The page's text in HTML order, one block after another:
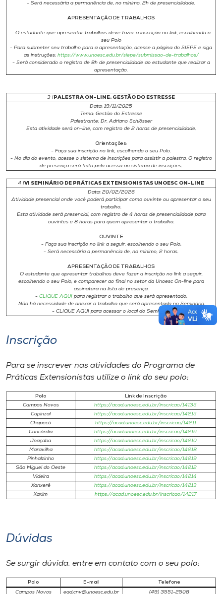
- Será necessária a permanência de, no mínimo, 2h de presencialidade.
APRESENTAÇÃO DE TRABALHOS
- O estudante que apresentar trabalhos deve fazer a inscrição no link, escolhendo o
seu Polo
- Para submeter seu trabalho para a apresentação, acesse a página do SIEPE e siga
as instruções: https://www.unoesc.edu.br/siepe/submissao-de-trabalhos/
- Será considerado o registro de 8h de presencialidade ao estudante que realizar a
apresentação.
3 |PALESTRA ON-LINE: GESTÃO DO ESTRESSE
Data: 19/11/2025
Tema: Gestão do Estresse
Palestrante: Dr. Adriano Schlösser
Esta atividade será on-line, com registro de 2 horas de presencialidade.
Orientações:
- Faça sua inscrição no link, escolhendo o seu Polo.
- No dia do evento, acesse o sistema de inscrições para assistir a palestra. O registro
de presença será feito pelo acesso ao sistema de inscrições.
4 |VI SEMINÁRIO DE PRÁTICAS EXTENSIONISTAS UNOESC ON-LINE
Data: 20/02/2026
Atividade presencial onde você poderá participar como ouvinte ou apresentar o seu
trabalho.
Esta atividade será presencial, com registro de 4 horas de presencialidade para
ouvintes e 8 horas para quem apresentar o trabalho.
OUVINTE
- Faça sua inscrição no link a seguir, escolhendo o seu Polo.
- Será necessária a permanência de, no mínimo, 2 horas.
APRESENTAÇÃO DE TRABALHOS
O estudante que apresentar trabalhos deve fazer a inscrição no link a seguir,
escolhendo o seu Polo, e comparecer ao final no setor da Unoesc On-line para
assinatura na lista de presença.
- CLIQUE AQUIpara registrar o trabalho que será apresentado.
Não há necessidade de anexar o trabalho que será apresentado no Seminário.
- CLIQUE AQUI para acessar o local do Seminário
Inscrição
Para se inscrever nas atividades do Programa de
Práticas Extensionistas utilize o link do seu polo:
Polo​
Link de Inscrição
Campos Novos
https://acad.unoesc.edu.br/inscricao/14135
Capinzal
https://acad.unoesc.edu.br/inscricao/14215
Chapecó
https://acad.unoesc.edu.br/inscricao/14211
Concórdia
https://acad.unoesc.edu.br/inscricao/14216
Joaçaba
https://acad.unoesc.edu.br/inscricao/14210
Maravilha
https://acad.unoesc.edu.br/inscricao/14218
Pinhalzinho
https://acad.unoesc.edu.br/inscricao/14219
São Miguel do Oeste
https://acad.unoesc.edu.br/inscricao/14212
Videira
https://acad.unoesc.edu.br/inscricao/14214
Xanxerê
https://acad.unoesc.edu.br/inscricao/14213
Xaxim
https://acad.unoesc.edu.br/inscricao/14217
Dúvidas
Se surgir dúvida, entre em contato com o seu polo:
Polo E-mail
Telefone
Campos Novos
ead.cnv@unoesc.edu.br (49) 3551-2508